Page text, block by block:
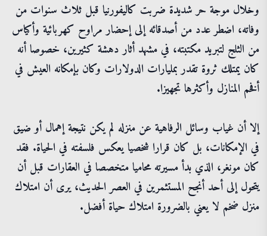
وخلال موجة حر شديدة ضربت كاليفورنيا قبل ثلاث سنوات من
وفاته، اضطر عدد من أصدقائه إلى إحضار مراوح كهربائية وأكياس
من الثلج لتبريد مكتبته، في مشهد أثار دهشة كثيرين، خصوصا أنه
كان يمتلك ثروة تقدر بمليارات الدولارات وكان بإمكانه العيش في
أفخم المنازل وأكثرها تجهيزا.
إلا أن غياب وسائل الرفاهية عن منزله لم يكن نتيجة إهمال أو ضيق
في الإمكانات، بل كان قرارا شخصيا يعكس فلسفته في الحياة. فقد
كان مونغر، الذي بدأ مسيرته محاميا متخصصا في العقارات قبل أن
يتحول إلى أحد أنجح المستثمرين في العصر الحديث، يرى أن امتلاك
منزل ضخم لا يعني بالضرورة امتلاك حياة أفضل.